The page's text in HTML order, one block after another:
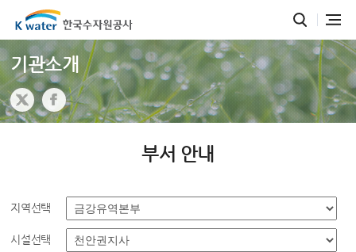
기관소개
부서 안내
지역선택
시설선택